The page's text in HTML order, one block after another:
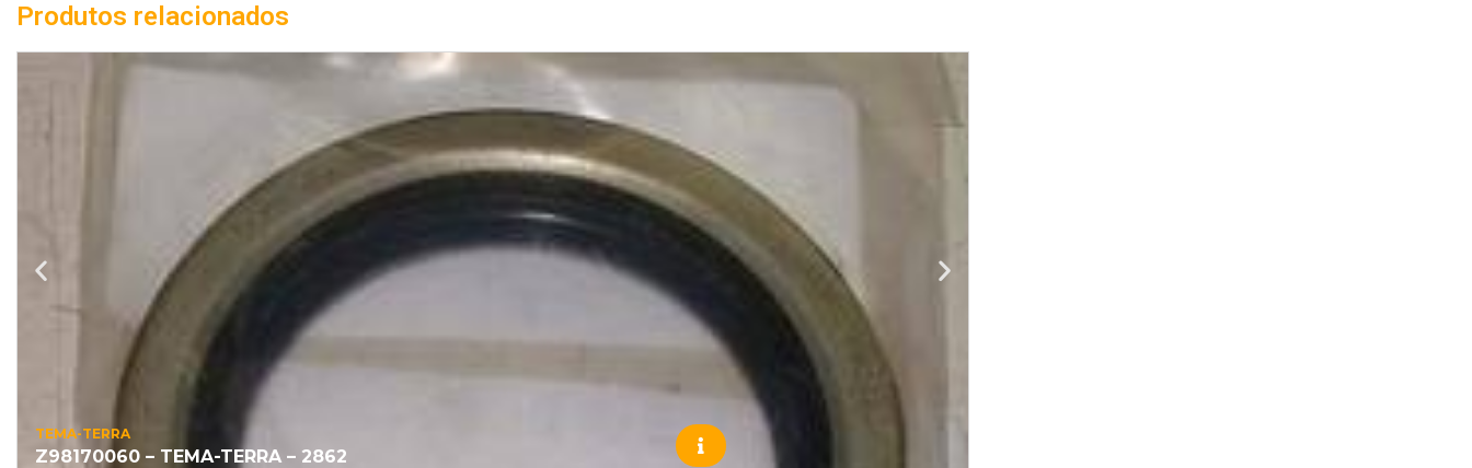
Produtos relacionados
TEMA-TERRA
Z98170060 – TEMA-TERRA – 2862